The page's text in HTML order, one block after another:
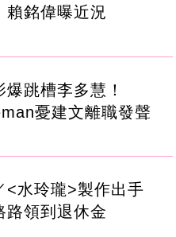
銘偉曝近況
爆跳槽李多慧！
憂建文離職發聲
<水玲瓏>製作出手
路領到退休金